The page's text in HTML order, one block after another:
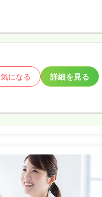
気になる 詳細を見る